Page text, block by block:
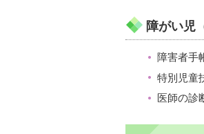
障がい児
障害者手
特別児童
医師の診